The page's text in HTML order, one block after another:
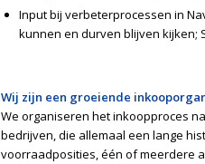
Input bij verbeterprocessen in
kunnen en durven blijven kijken;
Wij zijn een groeiende
We organiseren het inkoopproces
bedrijven, die allemaal een lange
voorraadposities, één of meerdere